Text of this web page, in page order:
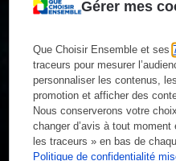
Gérer mes
Que Choisir Ensemble et ses
traceurs pour mesurer
personnaliser les contenus,
promotion et afficher des
Nous conserverons votre
changer d’avis à tout
les traceurs » en bas de
Politique de confidentialité